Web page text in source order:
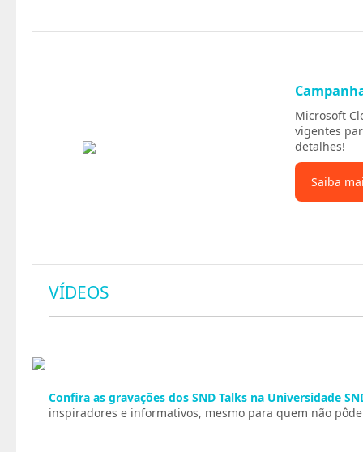
Microsoft
vigentes
detalhes!
Saiba
VÍDEOS
Confira as gravações dos SND Talks na Universidade
inspiradores e informativos, mesmo para quem não